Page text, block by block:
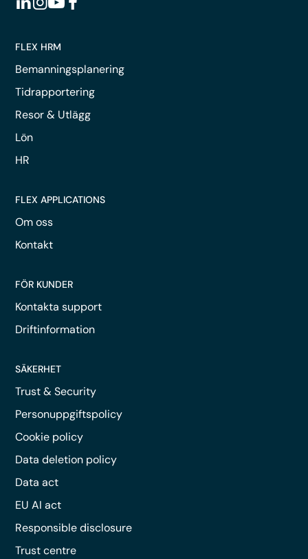
FLEX HRM
Bemanningsplanering
Tidrapportering
Resor & Utlägg
Lön
HR
FLEX APPLICATIONS
Om oss
Kontakt
FÖR KUNDER
Kontakta support
Driftinformation
SÄKERHET
Trust & Security
Personuppgiftspolicy
Cookie policy
Data deletion policy
Data act
EU AI act
Responsible disclosure
Trust centre